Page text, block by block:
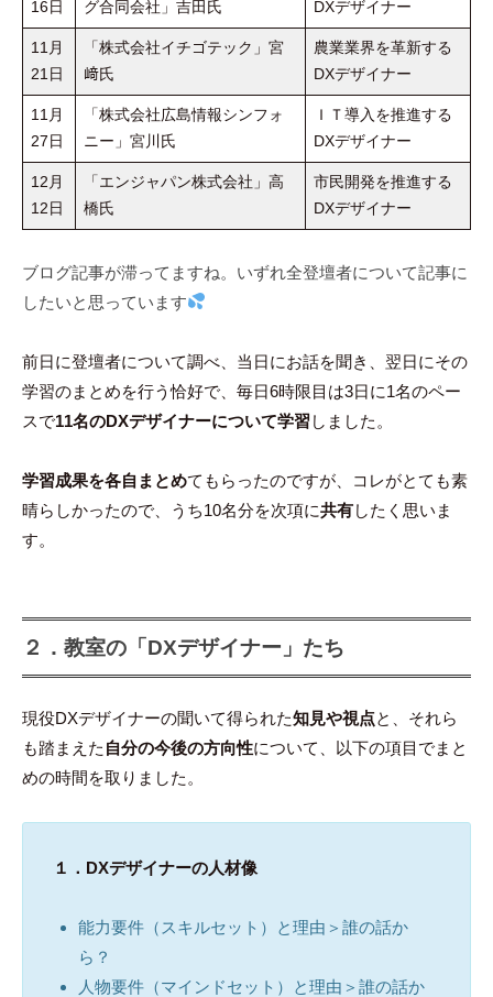
16日 グ合同会社」吉田氏 DXデザイナー
11月
21日
「株式会社イチゴテック」宮
﨑氏
農業業界を革新する
DXデザイナー
11月
27日
「株式会社広島情報シンフォ
ニー」宮川氏
ＩＴ導入を推進する
DXデザイナー
12月
12日
「エンジャパン株式会社」高
橋氏
市民開発を推進する
DXデザイナー
ブログ記事が滞ってますね。いずれ全登壇者について記事に
したいと思っています
前日に登壇者について調べ、当日にお話を聞き、翌日にその
学習のまとめを行う恰好で、毎日6時限目は3日に1名のペー
スで11名のDXデザイナーについて学習 しました。
学習成果を各自まとめてもらったのですが、コレがとても素
晴らしかったので、うち10名分を次項に共有したく思いま
す。
２．教室の「DXデザイナー」たち
現役DXデザイナーの聞いて得られた知見や視点と、それら
も踏まえた 自分の今後の方向性について、以下の項目でまと
めの時間を取りました。
１．DXデザイナーの人材像
能力要件（スキルセット）と理由＞誰の話か
ら？
人物要件（マインドセット）と理由＞誰の話か